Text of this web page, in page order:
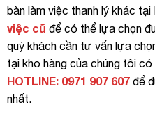
bàn làm việc thanh lý khác
việc cũ để có thể lựa chọn
quý khách cần tư vấn lựa
tại kho hàng của chúng tôi
HOTLINE: 0971 907 607 để
nhất.